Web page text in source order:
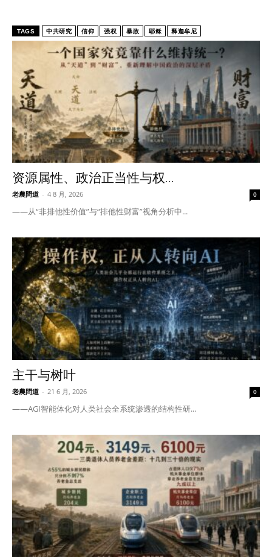
TAGS 中共研究 信仰 强权 暴政 耶稣 释迦牟尼
资源属性、政治正当性与权...
老農問道 - 4 8 月, 2026 0
——从“非排他性价值”与“排他性财富”视角分析中...
主干与树叶
老農問道 - 21 6 月, 2026 0
——AGI智能体化对人类社会全系统渗透的结构性研...